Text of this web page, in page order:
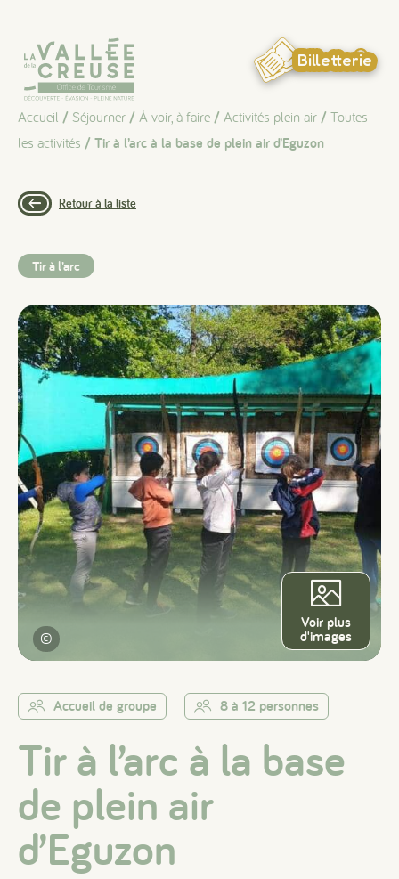
Billetterie
Accueil / Séjourner / À voir, à faire / Activités plein air / Toutes
les activités / Tir à l’arc à la base de plein air d’Eguzon
Retour à la liste
Tir à l’arc
©
Voir plus
d'images
Accueil de groupe 8 à 12 personnes
Tir à l’arc à la base
de plein air
d’Eguzon